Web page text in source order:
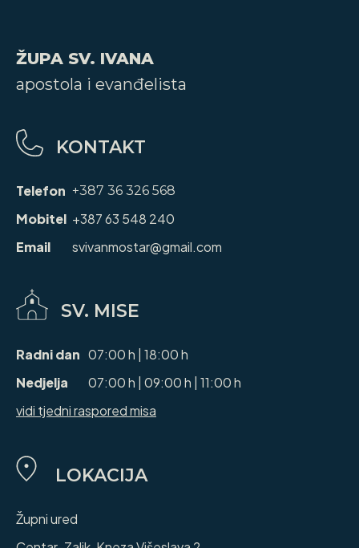
ŽUPA SV. IVANA
apostola i evanđelista
KONTAKT
Telefon +387 36 326 568
Mobitel +387 63 548 240
Email
svivanmostar@gmail.com
SV. MISE
Radni dan 07:00 h | 18:00 h
Nedjelja
07:00 h | 09:00 h | 11:00 h
vidi tjedni raspored misa
LOKACIJA
Župni ured